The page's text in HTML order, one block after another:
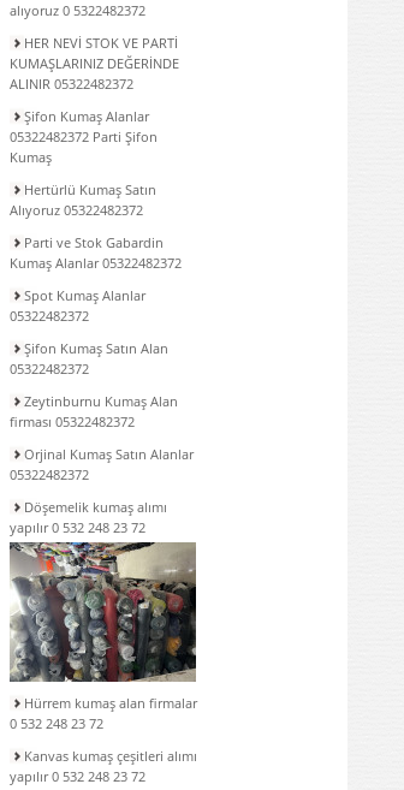
alıyoruz 0 5322482372
HER NEVİ STOK VE PARTİ
KUMAŞLARINIZ DEĞERİNDE
ALINIR 05322482372
Şifon Kumaş Alanlar
05322482372 Parti Şifon
Kumaş
Hertürlü Kumaş Satın
Alıyoruz 05322482372
Parti ve Stok Gabardin
Kumaş Alanlar 05322482372
Spot Kumaş Alanlar
05322482372
Şifon Kumaş Satın Alan
05322482372
Zeytinburnu Kumaş Alan
firması 05322482372
Orjinal Kumaş Satın Alanlar
05322482372
Döşemelik kumaş alımı
yapılır 0 532 248 23 72
Hürrem kumaş alan firmalar
0 532 248 23 72
Kanvas kumaş çeşitleri alımı
yapılır 0 532 248 23 72